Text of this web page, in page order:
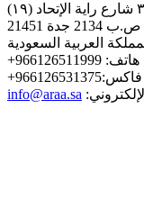
(١٩)
ص.ب 2134 جدة 21451
العربية السعودية
+هاتف: 966126511999
+فاكس:966126531375
info@araa.sa